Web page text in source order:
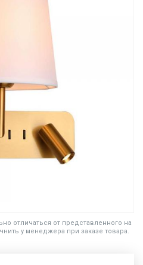
отличаться от представленного на
у менеджера при заказе товара.